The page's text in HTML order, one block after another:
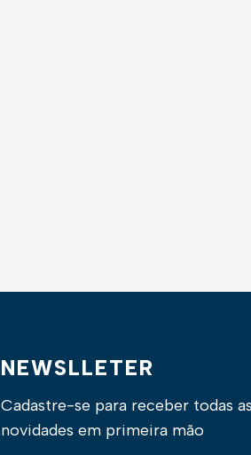
NEWSLLETER
Cadastre-se para receber todas as
novidades em primeira mão